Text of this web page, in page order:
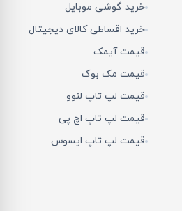
خرید گوشی موبایل
خرید اقساطی کالای دیجیتال
قیمت آیمک
قیمت مک بوک
قیمت لپ تاپ لنوو
قیمت لپ تاپ اچ پی
قیمت لپ تاپ ایسوس